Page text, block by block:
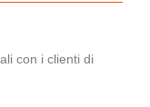
con i clienti di